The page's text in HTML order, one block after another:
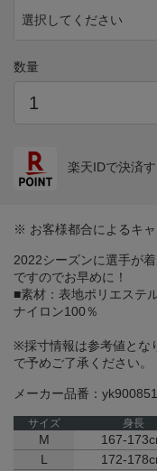
選択してください
数量
楽天IDで決済す
※ お客様都合によるキャ
2022シーズンに選手が
ですのでお早めに！
■素材：表地ポリエステ
ナイロン100％
※採寸情報は参考値とな
で予めご了承ください。
メーカー品番：yk900851
サイズ 身長
M 167-
L
172-